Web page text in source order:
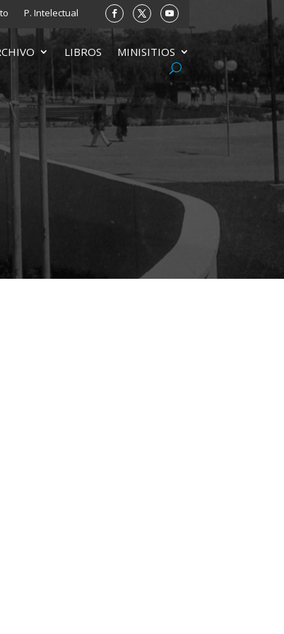
P. Intelectual
LIBROS MINISITIOS